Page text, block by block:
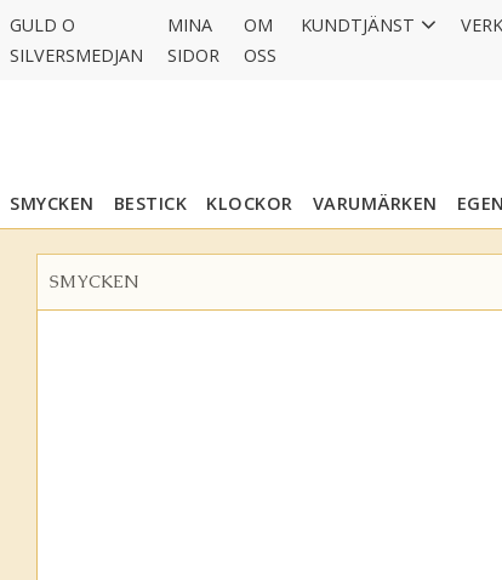
GULD O
SILVERSMEDJAN
MINA
SIDOR
OM
OSS
KUNDTJÄNST
SMYCKEN BESTICK KLOCKOR VARUMÄRKEN
SMYCKEN